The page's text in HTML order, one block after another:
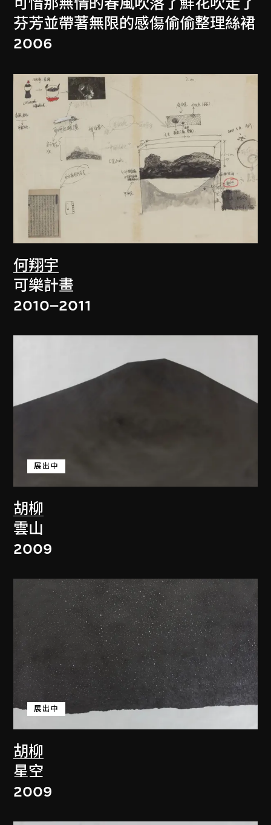
可惜那無情的春風吹落了鮮花吹走了
芬芳並帶著無限的感傷偷偷整理絲裙
2006
何翔宇
可樂計畫
2010–2011
胡柳
展出中
雲山
2009
胡柳
展出中
星空
2009